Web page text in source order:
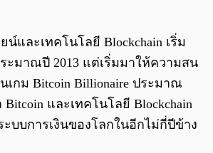
และเทคโนโลยี Blockchain เริ่ม
ะมาณปี 2013 แต่เริ่มมาให้ความสน
เกม Bitcoin Billionaire ประมาณ
และเทคโนโลยี Blockchain
บบการเงินของโลกในอีกไม่กี่ปีข้าง